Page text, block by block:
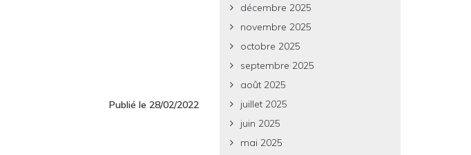
Publié le 28/02/2022
décembre 2025
novembre 2025
octobre 2025
septembre 2025
août 2025
juillet 2025
juin 2025
mai 2025